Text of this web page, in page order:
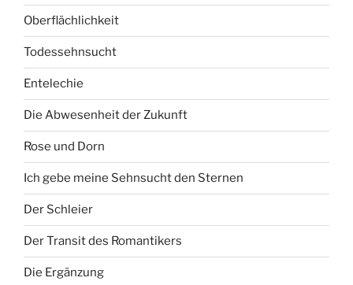
Oberflächlichkeit
Todessehnsucht
Entelechie
Die Abwesenheit der Zukunft
Rose und Dorn
Ich gebe meine Sehnsucht den Sternen
Der Schleier
Der Transit des Romantikers
Die Ergänzung